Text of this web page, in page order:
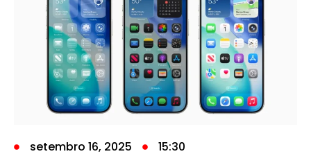
setembro 16, 2025 15:30